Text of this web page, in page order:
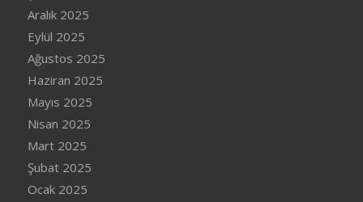
Aralık 2025
Eylül 2025
Ağustos 2025
Haziran 2025
Mayıs 2025
Nisan 2025
Mart 2025
Şubat 2025
Ocak 2025